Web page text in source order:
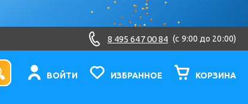
8 495 647 00 84 (c 9:00 до 20:00)
ВОЙТИ ИЗБРАННОЕ КОРЗИНА